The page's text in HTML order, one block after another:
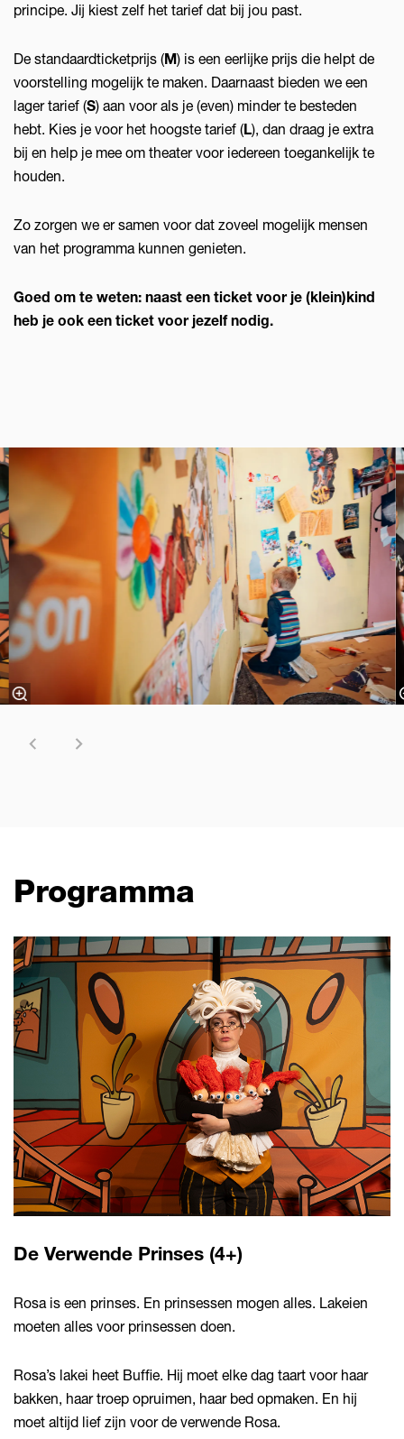
principe. Jij kiest zelf het tarief dat bij jou past.
De standaardticketprijs (M) is een eerlijke prijs die helpt de
voorstelling mogelijk te maken. Daarnaast bieden we een
lager tarief (S) aan voor als je (even) minder te besteden
hebt. Kies je voor het hoogste tarief (L), dan draag je extra
bij en help je mee om theater voor iedereen toegankelijk te
houden.
Zo zorgen we er samen voor dat zoveel mogelijk mensen
van het programma kunnen genieten.
Goed om te weten: naast een ticket voor je (klein)kind
heb je ook een ticket voor jezelf nodig.
Overslaan
Programma
De Verwende Prinses (4+)
Rosa is een prinses. En prinsessen mogen alles. Lakeien
moeten alles voor prinsessen doen.
Rosa’s lakei heet Buffie. Hij moet elke dag taart voor haar
bakken, haar troep opruimen, haar bed opmaken. En hij
moet altijd lief zijn voor de verwende Rosa.